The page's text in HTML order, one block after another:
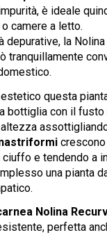
è ideale
camere a letto.
depurative, la
tranquillamente
questa
bottiglia con il
e tendendo a
una pianta
Nolina
perfetta